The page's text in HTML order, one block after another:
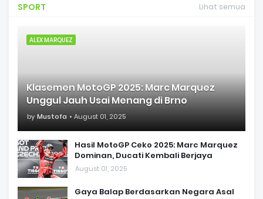
SPORT Lihat semua
ALEX MARQUEZ
Klasemen MotoGP 2025: Marc Marquez
Unggul Jauh Usai Menang di Brno
by Mustofa August 01, 2025
Hasil MotoGP Ceko 2025: Marc Marquez
Dominan, Ducati Kembali Berjaya
August 01, 2025
Gaya Balap Berdasarkan Negara Asal